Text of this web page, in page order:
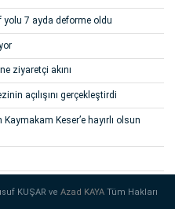
7 ayda deforme oldu
ziyaretçi akını
açılışını gerçekleştirdi
Keser’e hayırlı olsun
KUŞAR veAzad KAYATüm Hakları